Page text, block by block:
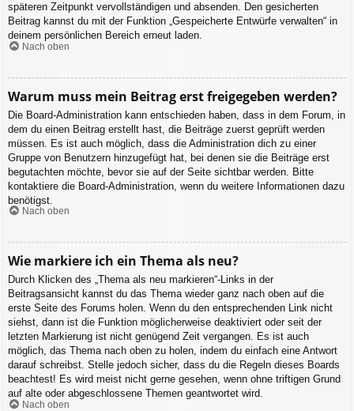
späteren Zeitpunkt vervollständigen und absenden. Den gesicherten
Beitrag kannst du mit der Funktion „Gespeicherte Entwürfe verwalten“ in
deinem persönlichen Bereich erneut laden.
Nach oben
Warum muss mein Beitrag erst freigegeben werden?
Die Board-Administration kann entschieden haben, dass in dem Forum, in
dem du einen Beitrag erstellt hast, die Beiträge zuerst geprüft werden
müssen. Es ist auch möglich, dass die Administration dich zu einer
Gruppe von Benutzern hinzugefügt hat, bei denen sie die Beiträge erst
begutachten möchte, bevor sie auf der Seite sichtbar werden. Bitte
kontaktiere die Board-Administration, wenn du weitere Informationen dazu
benötigst.
Nach oben
Wie markiere ich ein Thema als neu?
Durch Klicken des „Thema als neu markieren“-Links in der
Beitragsansicht kannst du das Thema wieder ganz nach oben auf die
erste Seite des Forums holen. Wenn du den entsprechenden Link nicht
siehst, dann ist die Funktion möglicherweise deaktiviert oder seit der
letzten Markierung ist nicht genügend Zeit vergangen. Es ist auch
möglich, das Thema nach oben zu holen, indem du einfach eine Antwort
darauf schreibst. Stelle jedoch sicher, dass du die Regeln dieses Boards
beachtest! Es wird meist nicht gerne gesehen, wenn ohne triftigen Grund
auf alte oder abgeschlossene Themen geantwortet wird.
Nach oben